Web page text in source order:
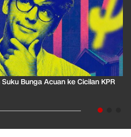
Bunga Acuan ke Cicilan KPR